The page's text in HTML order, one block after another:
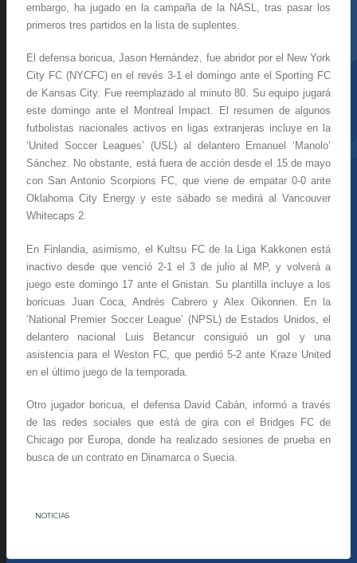
embargo, ha jugado en la campaña de la NASL, tras pasar los
primeros tres partidos en la lista de suplentes.
El defensa boricua, Jason Hernández, fue abridor por el New York
City FC (NYCFC) en el revés 3-1 el domingo ante el Sporting FC
de Kansas City. Fue reemplazado al minuto 80. Su equipo jugará
este domingo ante el Montreal Impact. El resumen de algunos
futbolistas nacionales activos en ligas extranjeras incluye en la
‘United Soccer Leagues’ (USL) al delantero Emanuel ‘Manolo’
Sánchez. No obstante, está fuera de acción desde el 15 de mayo
con San Antonio Scorpions FC, que viene de empatar 0-0 ante
Oklahoma City Energy y este sábado se medirá al Vancouver
Whitecaps 2.
En Finlandia, asimismo, el Kultsu FC de la Liga Kakkonen está
inactivo desde que venció 2-1 el 3 de julio al MP, y volverá a
juego este domingo 17 ante el Gnistan. Su plantilla incluye a los
boricuas Juan Coca, Andrés Cabrero y Alex Oikonnen. En la
‘National Premier Soccer League’ (NPSL) de Estados Unidos, el
delantero nacional Luis Betancur consiguió un gol y una
asistencia para el Weston FC, que perdió 5-2 ante Kraze United
en el último juego de la temporada.
Otro jugador boricua, el defensa David Cabán, informó a través
de las redes sociales que está de gira con el Bridges FC de
Chicago por Europa, donde ha realizado sesiones de prueba en
busca de un contrato en Dinamarca o Suecia.
NOTICIAS